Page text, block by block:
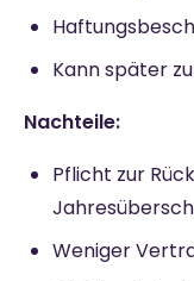
Kann später
Nachteile:
Pflicht zur
Weniger